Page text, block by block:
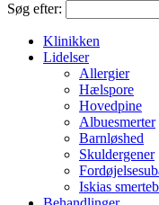
Søg efter:
Klinikken
Lidelser
Allergier
Hælspore
Hovedpine
Albuesmerter
Barnløshed
Skuldergener
Iskias